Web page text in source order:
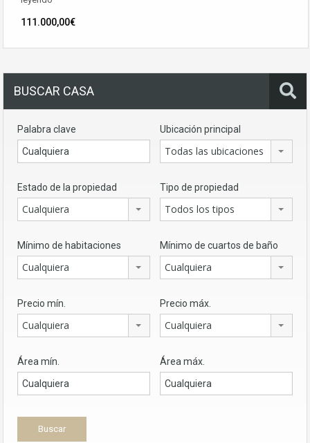
111.000,00€
BUSCAR CASA
Palabra clave Ubicación principal
Todas las ubicaciones
Estado de la propiedad
Cualquiera
Tipo de propiedad
Todos los tipos
Mínimo de habitaciones
Cualquiera
Mínimo de cuartos de baño
Cualquiera
Precio mín.
Cualquiera
Precio máx.
Cualquiera
Área mín. Área máx.